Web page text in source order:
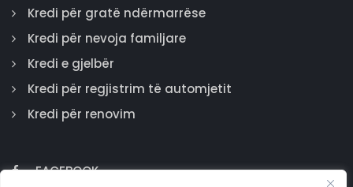
Kredi për gratë ndërmarrëse
Kredi për nevoja familjare
Kredi e gjelbër
Kredi për regjistrim të automjetit
Kredi për renovim
FACEBOOK